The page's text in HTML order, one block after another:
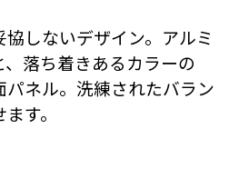
しないデザイン。アルミ
落ち着きあるカラーの
パネル。洗練されたバラン
す。